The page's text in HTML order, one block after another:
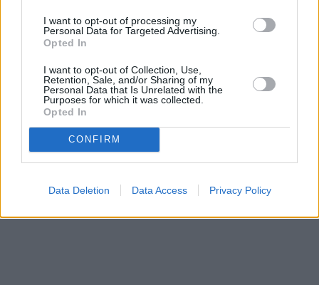
I want to opt-out of processing my
Personal Data for Targeted Advertising.
Opted In
I want to opt-out of Collection, Use,
Retention, Sale, and/or Sharing of my
Personal Data that Is Unrelated with the
Purposes for which it was collected.
Opted In
CONFIRM
Data Deletion Data Access Privacy Policy
O webu parabola.cz •O souborech cookies•
Dovolená u moře•Bazény